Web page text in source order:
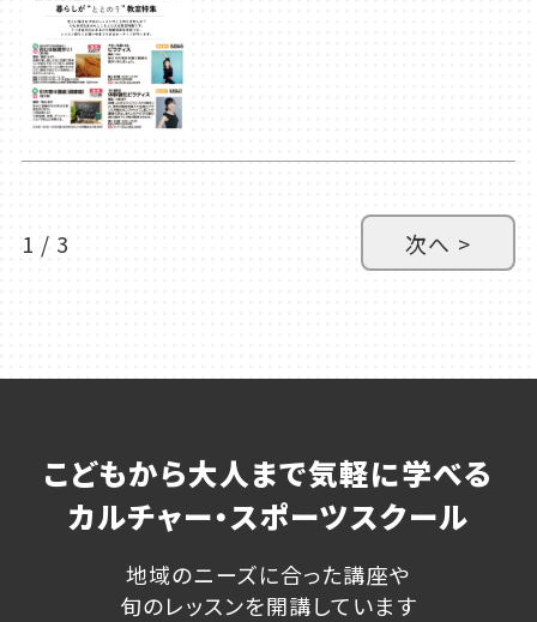
1 / 3 次へ >
こどもから大人まで気軽に学べる
カルチャー・スポーツスクール
地域のニーズに合った講座や
旬のレッスンを開講しています